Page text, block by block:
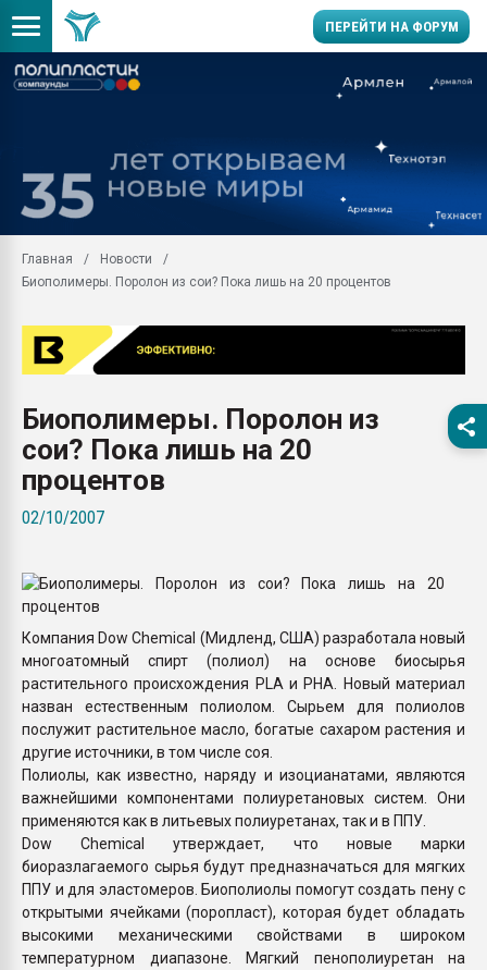
ПЕРЕЙТИ НА ФОРУМ
пластмасс
ситуацией на
поликарбоната и АБС-
26.07.2022 "Сибирский
Главная
Новости
Биополимеры. Поролон из сои? Пока лишь на 20 процентов
Биополимеры. Поролон из
сои? Пока лишь на 20
процентов
02/10/2007
Компания Dow Chemical (Мидленд, США) разработала новый
многоатомный спирт (полиол) на основе биосырья
растительного происхождения PLA и PHA. Новый материал
назван естественным полиолом. Сырьем для полиолов
послужит растительное масло, богатые сахаром растения и
другие источники, в том числе соя.
Полиолы, как известно, наряду и изоцианатами, являются
важнейшими компонентами полиуретановых систем. Они
применяются как в литьевых полиуретанах, так и в ППУ.
Dow Chemical утверждает, что новые марки
биоразлагаемого сырья будут предназначаться для мягких
ППУ и для эластомеров. Биополиолы помогут создать пену с
открытыми ячейками (поропласт), которая будет обладать
высокими механическими свойствами в широком
температурном диапазоне. Мягкий пенополиуретан на